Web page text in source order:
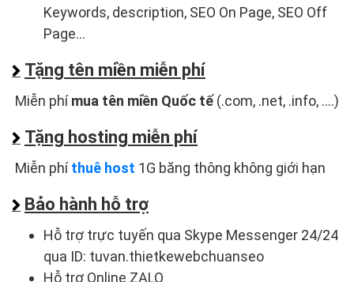
Keywords, description, SEO On Page, SEO Off
Page...
Tặng tên miền miễn phí
Miễn phímua tên miền Quốc tế(.com, .net, .info, ....)
Tặng hosting miễn phí
Miễn phíthuê host 1G băng thông không giới hạn
Bảo hành hỗ trợ
Hỗ trợ trực tuyến qua Skype Messenger 24/24
qua ID: tuvan.thietkewebchuanseo
Hỗ trợ Online ZALO